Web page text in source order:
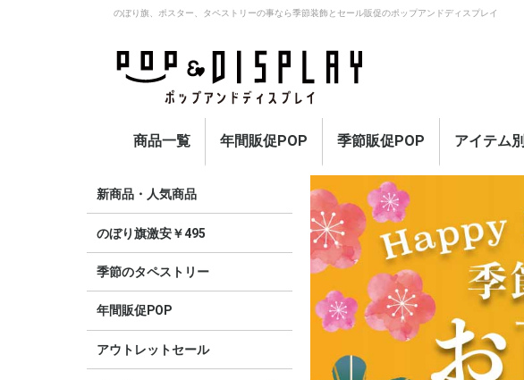
のぼり旗、ポスター、タペストリーの事なら季節装飾とセール販促のポップアンドディスプレイ
商品一覧 年間販促POP
アウトレットセール
のぼり旗激安￥495〜 10枚セット
5枚セット
1枚（単品）
セール・割引
割引・値下げ・％
創業祭・感謝祭・決
閉店・売り尽くし
オープン・営業中
オープニングセール
リニューアルオープ
イベント・催事・ポイ
オープン幕・紅白幕
レギュラー・オール
ーズン販促
ホテル・宿泊販促
リサイクル・中古販
販促
ドラッグ・薬局販促
理美容販促
飲食店販促
物販・小売店販促
不動産・車販促
季節販促POP アイテム
新商品・人気商品
のぼり旗激安￥495
季節のタペストリー
年間販促POP
アウトレットセール